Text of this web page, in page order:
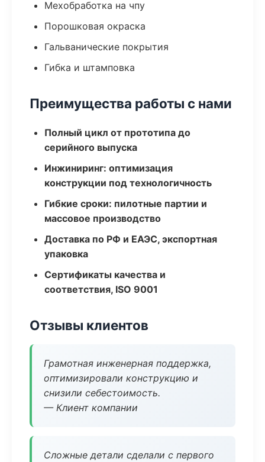
Мехобработка на чпу
Порошковая окраска
Гальванические покрытия
Гибка и штамповка
Преимущества работы с нами
Полный цикл от прототипа до
серийного выпуска
Инжиниринг: оптимизация
конструкции под технологичность
Гибкие сроки: пилотные партии и
массовое производство
Доставка по РФ и ЕАЭС, экспортная
упаковка
Сертификаты качества и
соответствия, ISO 9001
Отзывы клиентов
Грамотная инженерная поддержка,
оптимизировали конструкцию и
снизили себестоимость.
— Клиент компании
Сложные детали сделали с первого